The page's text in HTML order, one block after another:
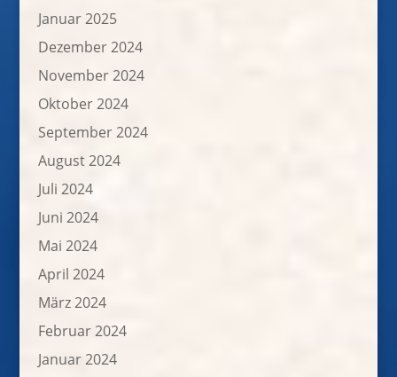
Januar 2025
Dezember 2024
November 2024
Oktober 2024
September 2024
August 2024
Juli 2024
Juni 2024
Mai 2024
April 2024
März 2024
Februar 2024
Januar 2024